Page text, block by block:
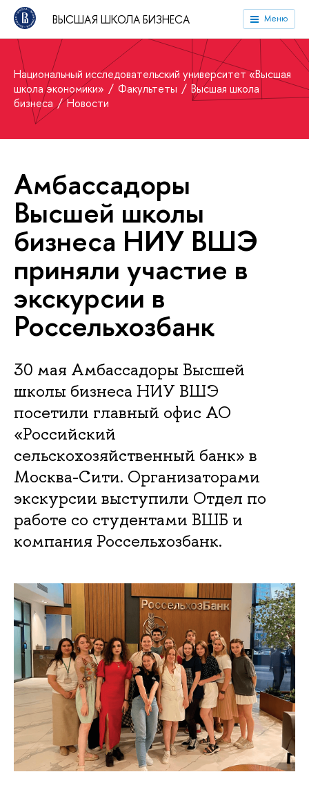
ВЫСШАЯ ШКОЛА БИЗНЕСА Меню
Национальный исследовательский университет «Высшая
школа экономики»
Факультеты
Высшая школа
бизнеса
Новости
Амбассадоры
Высшей школы
бизнеса НИУ ВШЭ
приняли участие в
экскурсии в
Россельхозбанк
30 мая Амбассадоры Высшей
школы бизнеса НИУ ВШЭ
посетили главный офис АО
«Российский
сельскохозяйственный банк» в
Москва-Сити. Организаторами
экскурсии выступили Отдел по
работе со студентами ВШБ и
компания Россельхозбанк.